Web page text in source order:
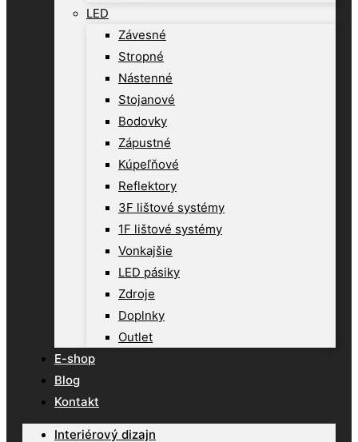
LED
Závesné
Stropné
Nástenné
Stojanové
Bodovky
Zápustné
Kúpeľňové
Reflektory
3F lištové systémy
1F lištové systémy
Vonkajšie
LED pásiky
Zdroje
Doplnky
Outlet
E-shop
Blog
Kontakt
Interiérový dizajn